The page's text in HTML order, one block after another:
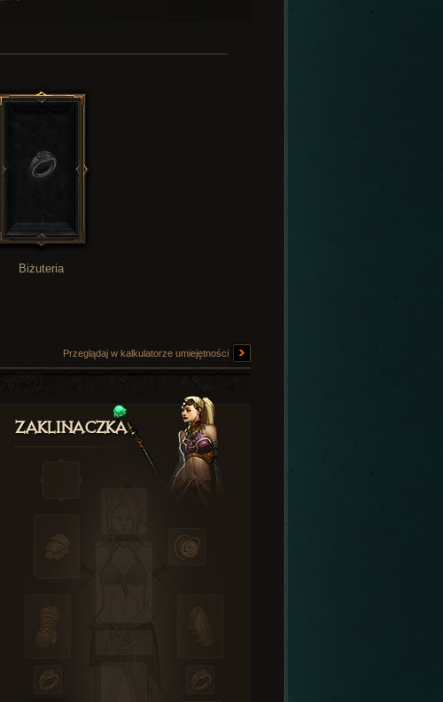
Biżuteria
Przeglądaj w kalkulatorze umiejętności
Zaklinaczka